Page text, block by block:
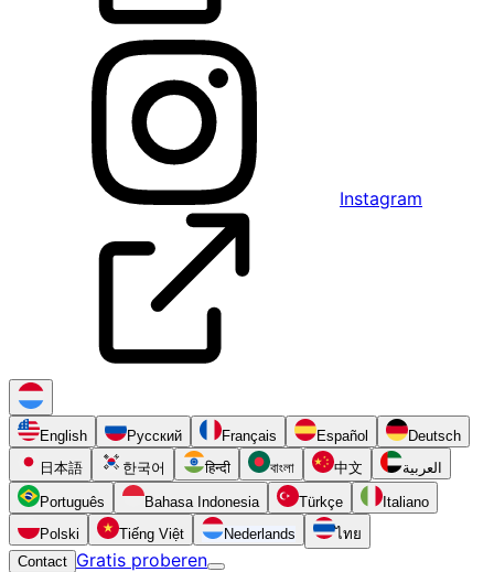
Instagram
English Русский Français Español
Deutsch
日本語
한국어 हिन्दी বাংলা 中文 العربية
Português Bahasa Indonesia Türkçe
Italiano
Polski
Tiếng Việt Nederlands
ไทย
Contact Gratis proberen